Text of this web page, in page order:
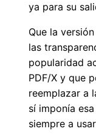
ya para su
Que la
las
popularidad
PDF/X y que
reemplazar a
sí imponía
siempre a